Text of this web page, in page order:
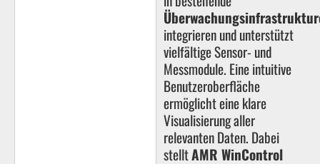
integrieren und unterstützt
vielfältige Sensor- und
Messmodule. Eine intuitive
Benutzeroberfläche
ermöglicht eine klare
Visualisierung aller
relevanten Daten. Dabei
stelltAMR WinControl